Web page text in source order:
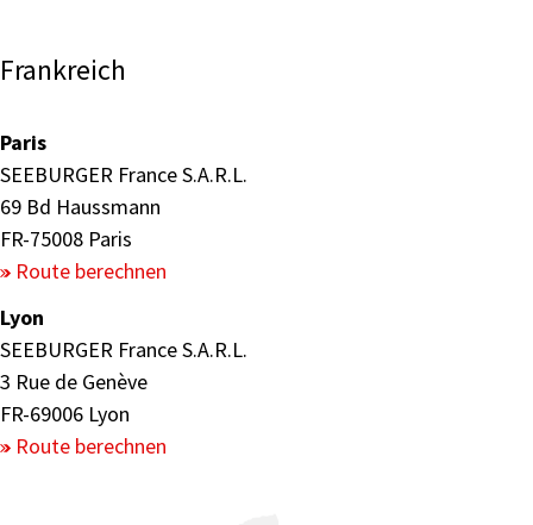
Frankreich
Paris
SEEBURGER France S.A.R.L.
69 Bd Haussmann
FR-75008 Paris
Route berechnen
Lyon
SEEBURGER France S.A.R.L.
3 Rue de Genève
FR-69006 Lyon
Route berechnen